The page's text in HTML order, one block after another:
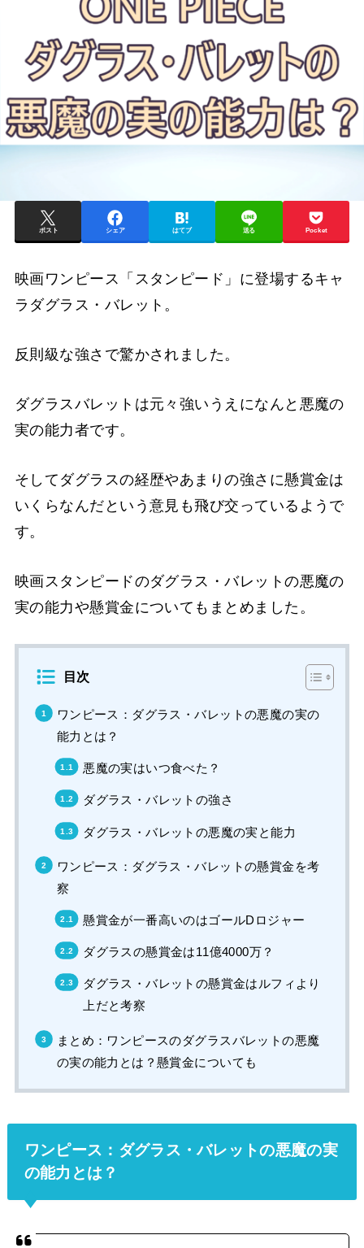
ポスト シェア はてブ 送る Pocket
映画ワンピース「スタンピード」に登場するキャ
ラダグラス・バレット。
反則級な強さで驚かされました。
ダグラスバレットは元々強いうえになんと悪魔の
実の能力者です。
そしてダグラスの経歴やあまりの強さに懸賞金は
いくらなんだという意見も飛び交っているようで
す。
映画スタンピードのダグラス・バレットの悪魔の
実の能力や懸賞金についてもまとめました。
目次
ワンピース：ダグラス・バレットの悪魔の実の
能力とは？
悪魔の実はいつ食べた？
ダグラス・バレットの強さ
ダグラス・バレットの悪魔の実と能力
ワンピース：ダグラス・バレットの懸賞金を考
察
懸賞金が一番高いのはゴールDロジャー
ダグラスの懸賞金は11億4000万？
ダグラス・バレットの懸賞金はルフィより
上だと考察
まとめ：ワンピースのダグラスバレットの悪魔
の実の能力とは？懸賞金についても
ワンピース：ダグラス・バレットの悪魔の実
の能力とは？